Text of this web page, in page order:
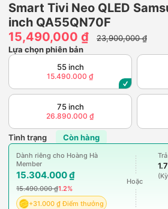
Smart Tivi Neo QLED
inch QA55QN70F
15,490,000 ₫
23,900,000 ₫
Lựa chọn phiên bản
55 inch
15.490.000 ₫
75 inch
26.890.000 ₫
Tình trạng Còn hàng
Dành riêng cho Hoàng Hà
Member
15.304.000 ₫
15.490.000 ₫1.2%
+31.000 ₫ Điểm thưởng
Hoặc